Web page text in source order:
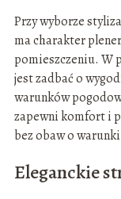
Przy wyborze
ma charakter
pomieszczeniu. W
jest zadbać o
warunków
zapewni komfort i
bez obaw o
Eleganckie